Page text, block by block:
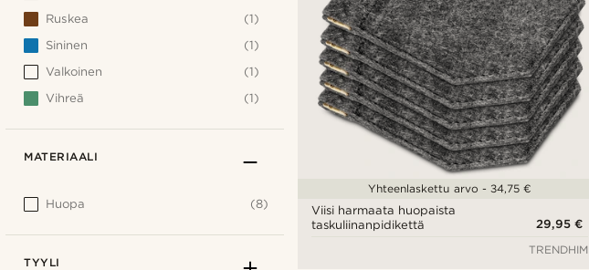
Viisi harmaata huopaista
taskuliinanpidikettä
29,95 €
Yhteenlaskettu arvo - 34,75 €
TRENDHIM
Ruskea
(1)
Sininen
(1)
Valkoinen
(1)
Vihreä
(1)
MATERIAALI
Huopa (8)
TYYLI